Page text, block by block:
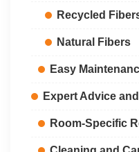
Recycled
Natural Fibers
Easy
Expert Advice
Room-Specific